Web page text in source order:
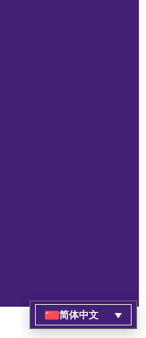
简体中文